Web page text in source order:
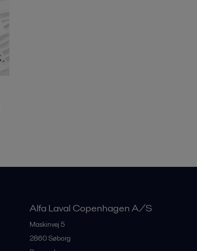
Alfa Laval Copenhagen A/S
Maskinvej 5
2860Søborg